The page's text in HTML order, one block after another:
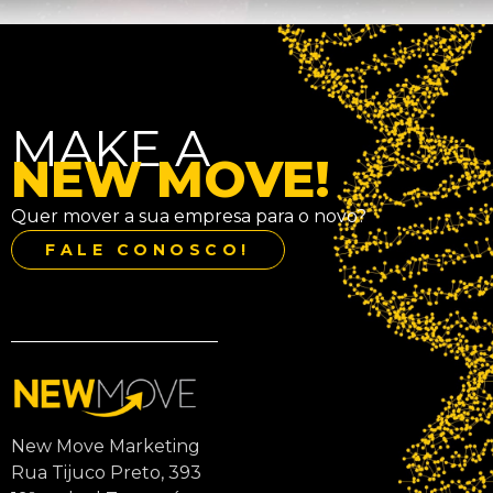
MAKE A
NEW MOVE!
Quer mover a sua empresa para o novo?
FALE CONOSCO!
New Move Marketing
Rua Tijuco Preto, 393